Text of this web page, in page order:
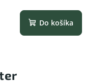
Do košíka